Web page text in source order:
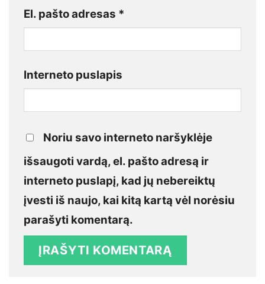
El. pašto adresas *
Interneto puslapis
Noriu savo interneto naršyklėje
išsaugoti vardą, el. pašto adresą ir
interneto puslapį, kad jų nebereiktų
įvesti iš naujo, kai kitą kartą vėl norėsiu
parašyti komentarą.